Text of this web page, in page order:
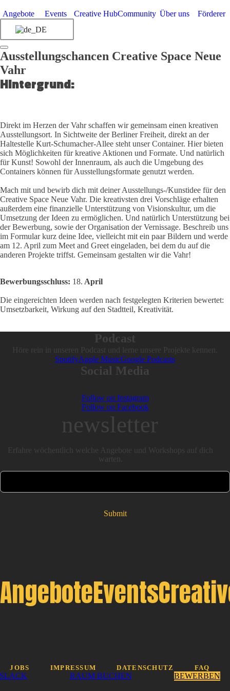
Angebote Events Creative HubCommunity Über uns Förderer
Ausstellungschancen Creative Space Neue
Vahr
Hintergrund:
Direkt im Herzen der Vahr schaffen wir gemeinsam einen kreativen
Ausstellungsort. In Sichtweite der Berliner Freiheit, direkt an der
Haltestelle Kurt-Schumacher-Allee steht unser Container. Hier bieten
sich Möglichkeiten für kreative Aktionen und Formate. Und natürlich
für Kunst! Sowohl der Innenraum, als auch die Umgebung des
Containers können für Ausstellungsformate genutzt werden.
Mach mit und bewirb dich mit deiner Ausstellungs-/Kunstidee für den
Creative Space Neue Vahr. Die kreativsten drei Vorschläge erhalten
außerdem eine finanzielle Unterstützung von Visionskultur, um die
Umsetzung der Ideen zu ermöglichen. Und natürlich Unterstützung bei
der Bewerbung, sowie der Organisation der Vernissage. Beschreib uns
im Formular kurz deine Idee, vielleicht mit ein paar Bildern und werde
am 12. April zum Meet and Greet eingeladen, bei dem du auf die
anderen Projekte triffst. Gemeinsam gestalten wir die Vahr!
Bewerbungsschluss: 18. April
Die eingereichten Ideen werden nach festgelegten Kriterien bewertet:
Umsetzbarkeit, Wirkung auf den Stadtteil, Kreativität.
Podcast
Höre rein in unseren Podcast und lerne unsere Projekte kennen.
SpotifyApple MusicGoogle Podcasts
Social Media
Follow on Instagram
Follow on Facebook
newsletter
Erfahre wöchentlich welche Angebote und Workshops auf dich
warten.
Submit
AngeboteEvents
JOBS IMPRESSUM DATENSCHUTZ FAQ
SLACK RAUM BUCHEN BEWERBEN